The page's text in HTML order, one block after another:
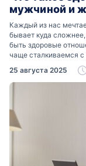
мужчиной и
Каждый из нас
бывает куда
быть здоровые
чаще сталкиваемся с
отношения». Что
25 августа 2025